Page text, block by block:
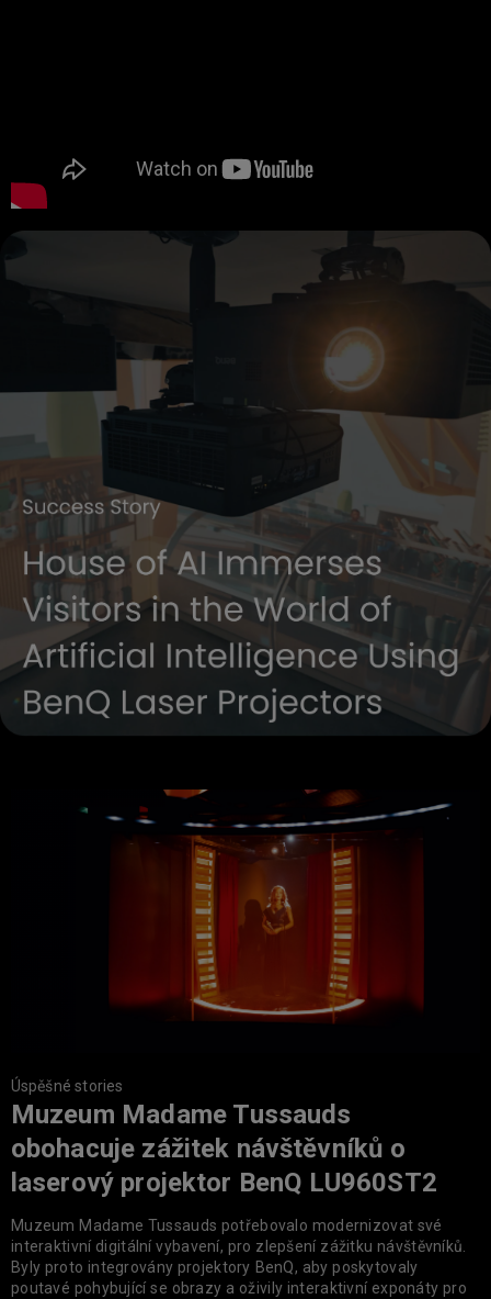
Úspěšné stories
Muzeum Madame Tussauds
obohacuje zážitek návštěvníků o
laserový projektor BenQ LU960ST2
Muzeum Madame Tussauds potřebovalo modernizovat své
interaktivní digitální vybavení, pro zlepšení zážitku návštěvníků.
Byly proto integrovány projektory BenQ, aby poskytovaly
poutavé pohybující se obrazy a oživily interaktivní exponáty pro